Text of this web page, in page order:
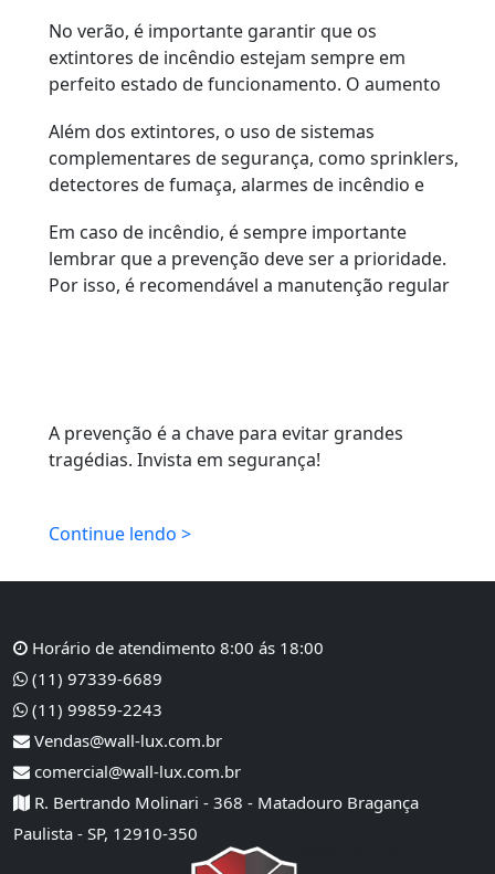
No verão, é importante garantir que os
extintores de incêndio estejam sempre em
perfeito estado de funcionamento. O aumento
equipamentos elétricos, como ventiladores e ar-
condicionados, pode sobrecarregar as
instalações elétricas e causar curtos-circuitos,
inflamáveis devem ser mantidos longe de fontes
de calor, como luz solar direta ou proximidade
com equipamentos elétricos.
Além dos extintores, o uso de sistemas
complementares de segurança, como sprinklers,
detectores de fumaça, alarmes de incêndio e
para garantir que qualquer incêndio seja
detectado rapidamente e controlado de maneira
eficiente.
Em caso de incêndio, é sempre importante
lembrar que a prevenção deve ser a prioridade.
Por isso, é recomendável a manutenção regular
A prevenção é a chave para evitar grandes
tragédias. Invista em segurança!
Continue lendo >
Horário de atendimento 8:00 ás 18:00
(11) 97339-6689
(11) 99859-2243
Vendas@wall-lux.com.br
comercial@wall-lux.com.br
R. Bertrando Molinari - 368 - Matadouro Bragança
Paulista - SP, 12910-350